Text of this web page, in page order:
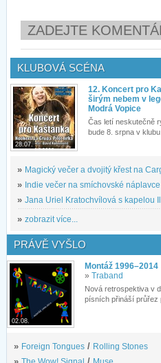
ZADEJTE
KLUBOVÁ SCÉNA
28.07.
12. Koncert pro
širým nebem v
Modrá Vopice
Čas letí neskutečně
bude 8. srpna v klubu
» Magický večer a dvojitý křest na
» Indie večer na smíchovské náplavce
» Jana Uriel Kratochvílová s kapelou
» zobrazit více...
PRÁVĚ VYŠLO
02.08.
Montáž 1996–2014
» Traband
Nová retrospektiva v
písních přináší průřez
» Foreign Tongues / Rolling Stones